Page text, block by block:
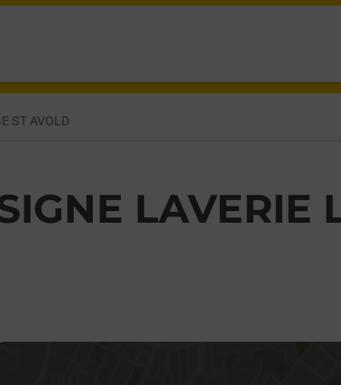
ST AVOLD
LAVERIE
ST AVOLD,